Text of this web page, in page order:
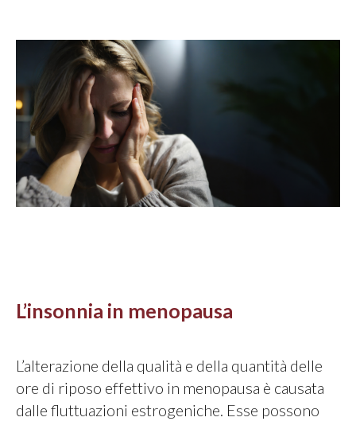
L’insonnia in menopausa
L’alterazione della qualità e della quantità delle
ore di riposo effettivo in menopausa è causata
dalle fluttuazioni estrogeniche. Esse possono